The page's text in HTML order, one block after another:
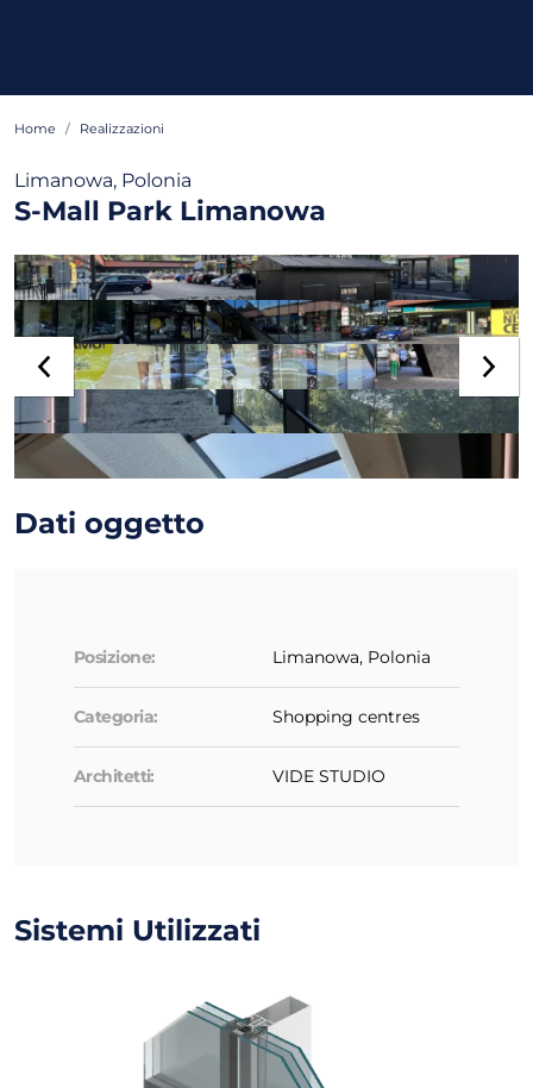
Home Realizzazioni
Limanowa, Polonia
S-Mall Park Limanowa
Dati oggetto
Posizione: Limanowa, Polonia
Categoria: Shopping centres
Architetti: VIDE STUDIO
Sistemi Utilizzati